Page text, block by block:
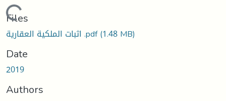
Loading...
Files
اثبات الملكية العقارية .pdf(1.48 MB)
Date
2019
Authors